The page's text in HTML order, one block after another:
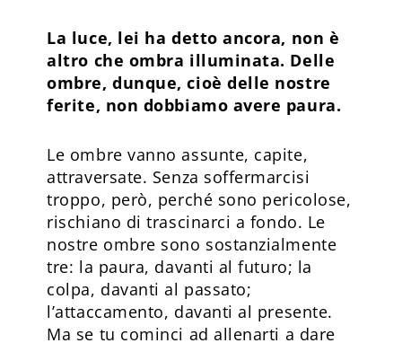
La luce, lei ha detto ancora, non è
altro che ombra illuminata. Delle
ombre, dunque, cioè delle nostre
ferite, non dobbiamo avere paura.
Le ombre vanno assunte, capite,
attraversate. Senza soffermarcisi
troppo, però, perché sono pericolose,
rischiano di trascinarci a fondo. Le
nostre ombre sono sostanzialmente
tre: la paura, davanti al futuro; la
colpa, davanti al passato;
l’attaccamento, davanti al presente.
Ma se tu cominci ad allenarti a dare